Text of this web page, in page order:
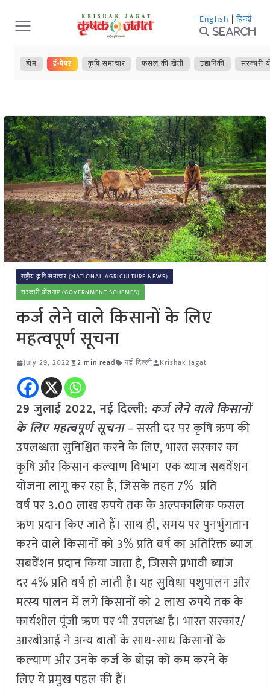
Skip
to
content
English | हिन्दी
Search
होम ई-पेपर कृषि समाचार फसल की खेती उद्यानिकी सरकारी
राष्ट्रीय कृषि समाचार (NATIONAL AGRICULTURE NEWS)
सरकारी योजनाएं (GOVERNMENT SCHEMES)
कर्ज लेने वाले किसानों के लिए
महत्वपूर्ण सूचना
July 29, 2022 2 min read नई दिल्ली Krishak Jagat
29 जुलाई 2022, नई दिल्ली: कर्ज लेने वाले किसानों
के लिए महत्वपूर्ण सूचना– सस्ती दर पर कृषि ऋण की
उपलब्धता सुनिश्चित करने के लिए, भारत सरकार का
कृषि और किसान कल्याण विभाग एक ब्याज सबवेंशन
योजना लागू कर रहा है, जिसके तहत 7% प्रति
वर्ष पर 3.00 लाख रुपये तक के अल्पकालिक फसल
ऋण प्रदान किए जाते हैं। साथ ही, समय पर पुनर्भुगतान
करने वाले किसानों को 3% प्रति वर्ष का अतिरिक्त ब्याज
सबवेंशन प्रदान किया जाता है, जिससे प्रभावी ब्याज
दर 4% प्रति वर्ष हो जाती है। यह सुविधा पशुपालन और
मत्स्य पालन में लगे किसानों को 2 लाख रुपये तक के
कार्यशील पूंजी ऋण पर भी उपलब्ध है। भारत सरकार/
आरबीआई ने अन्य बातों के साथ-साथ किसानों के
कल्याण और उनके कर्ज के बोझ को कम करने के
लिए ये प्रमुख पहल की हैं।